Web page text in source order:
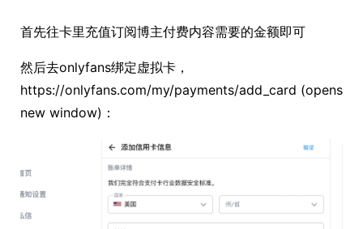
首先往卡里充值订阅博主付费内容需要的金额即可
然后去onlyfans绑定虚拟卡，
https://onlyfans.com/my/payments/add_card (opens
new window)：